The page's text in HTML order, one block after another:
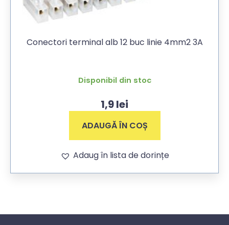
Conectori terminal alb 12 buc linie 4mm2 3A
Disponibil din stoc
1,9lei
ADAUGĂ ÎN COȘ
Adaug în lista de dorințe